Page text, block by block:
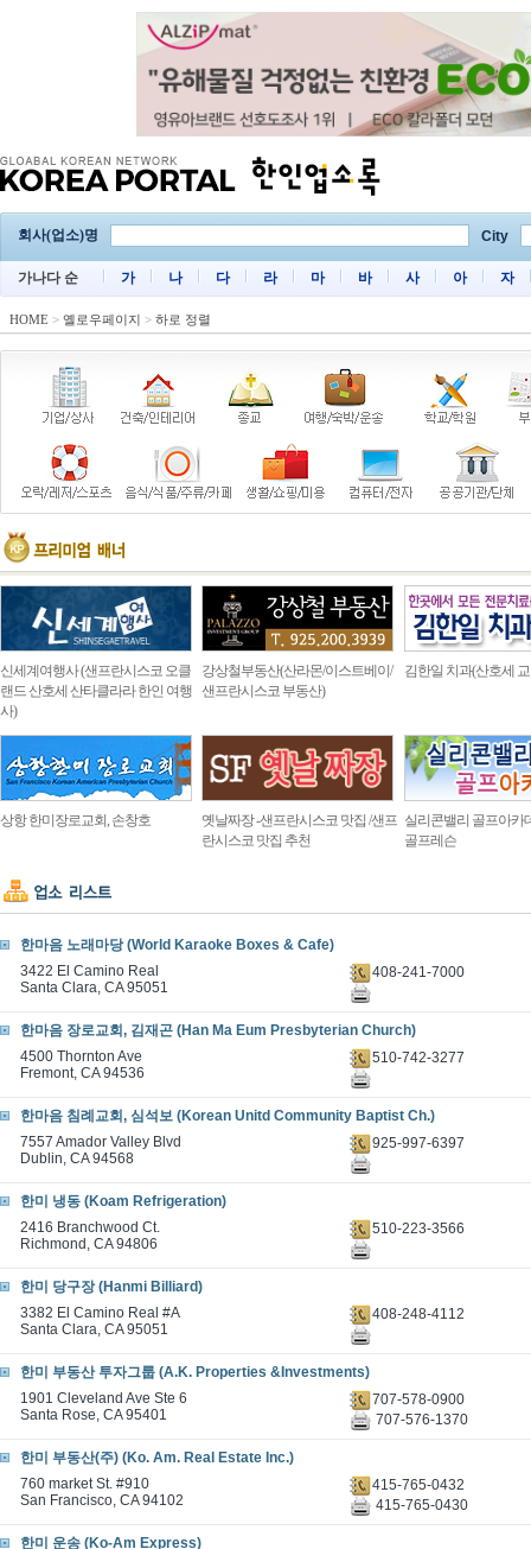
회사(업소)명 City
가나다 순 가 나 다 라 마 바 사 아 자
HOME > 옐로우페이지 > 하로 정렬
신세계여행사 (샌프란시스코 오클
랜드 산호세 산타클라라 한인 여행
사)
강상철부동산(산라몬/이스트베이/
샌프란시스코 부동산)
김한일 치과(산호세
상항 한미장로교회, 손창호
옛날짜장 -샌프란시스코 맛집 /샌프
란시스코 맛집 추천
실리콘밸리 골프아카
골프레슨
한마음 노래마당 (World Karaoke Boxes & Cafe)
3422 El Camino Real
Santa Clara, CA 95051
408-241-7000
한마음 장로교회, 김재곤 (Han Ma Eum Presbyterian Church)
4500 Thornton Ave
Fremont, CA 94536
510-742-3277
한마음 침례교회, 심석보 (Korean Unitd Community Baptist Ch.)
7557 Amador Valley Blvd
Dublin, CA 94568
925-997-6397
한미 냉동 (Koam Refrigeration)
2416 Branchwood Ct.
Richmond, CA 94806
510-223-3566
한미 당구장 (Hanmi Billiard)
3382 El Camino Real #A
Santa Clara, CA 95051
408-248-4112
한미 부동산 투자그룹 (A.K. Properties &Investments)
1901 Cleveland Ave Ste 6
Santa Rose, CA 95401
707-578-0900
707-576-1370
한미 부동산(주) (Ko. Am. Real Estate Inc.)
760 market St. #910
San Francisco, CA 94102
415-765-0432
415-765-0430
한미 운송 (Ko-Am Express)